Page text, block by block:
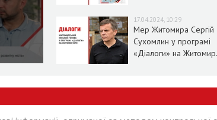
17.04.2024, 10:29
Мер Житомира Сергій
Сухомлин у програмі
«Діалоги» на